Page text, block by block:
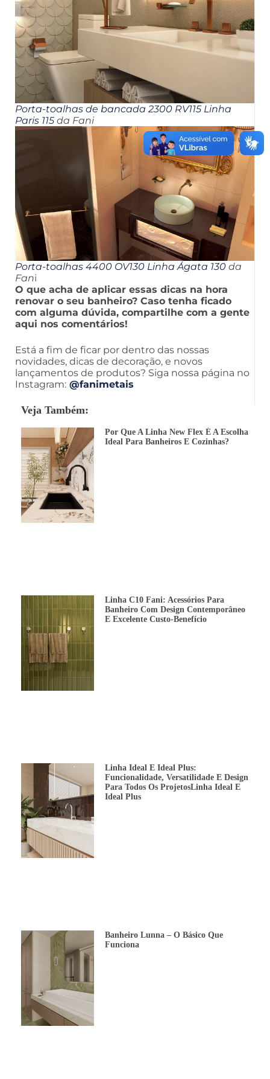
Porta-toalhas de bancada 2300 RV115 Linha
Paris 115 da Fani
Porta-toalhas 4400 OV130 Linha Ágata 130 da
Fani
O que acha de aplicar essas dicas na hora
renovar o seu banheiro? Caso tenha ficado
com alguma dúvida, compartilhe com a gente
aqui nos comentários!
Está a fim de ficar por dentro das nossas
novidades, dicas de decoração, e novos
lançamentos de produtos? Siga nossa página no
Instagram: @fanimetais
Veja Também:
Por Que A Linha New Flex É A Escolha
Ideal Para Banheiros E Cozinhas?
Linha C10 Fani: Acessórios Para
Banheiro Com Design Contemporâneo
E Excelente Custo-Benefício
Linha Ideal E Ideal Plus:
Funcionalidade, Versatilidade E Design
Para Todos Os ProjetosLinha Ideal E
Ideal Plus
Banheiro Lunna – O Básico Que
Funciona